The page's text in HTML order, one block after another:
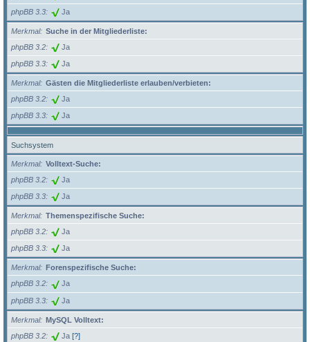
phpBB 3.3 Ja
Merkmal
Suche in der Mitgliederliste:
phpBB 3.2
Ja
phpBB 3.3 Ja
Merkmal
Gästen die Mitgliederliste erlauben/verbieten:
phpBB 3.2
Ja
phpBB 3.3 Ja
Suchsystem
Merkmal
Volltext-Suche:
phpBB 3.2
Ja
phpBB 3.3 Ja
Merkmal
Themenspezifische Suche:
phpBB 3.2
Ja
phpBB 3.3 Ja
Merkmal
Forenspezifische Suche:
phpBB 3.2
Ja
phpBB 3.3 Ja
Merkmal
MySQL Volltext:
phpBB 3.2
Ja [?]